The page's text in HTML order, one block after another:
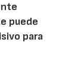
puede
para